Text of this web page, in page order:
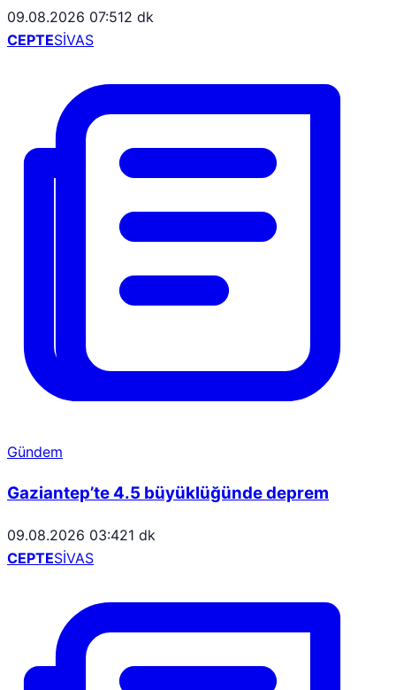
09.08.2026 07:512 dk
CEPTESİVAS
Gündem
Gaziantep’te 4.5 büyüklüğünde deprem
09.08.2026 03:421 dk
CEPTESİVAS